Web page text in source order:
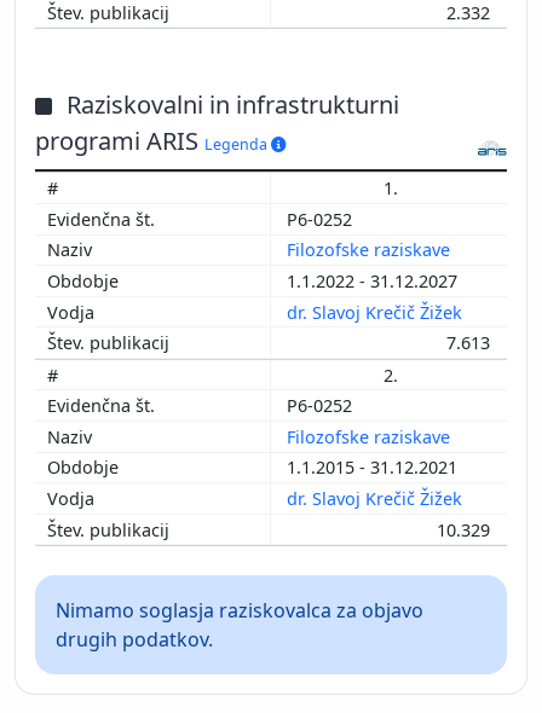
2.332
Raziskovalni in infrastrukturni
programi ARIS Legenda
1.
P6-0252
Filozofske raziskave
1.1.2022 - 31.12.2027
dr. Slavoj Krečič Žižek
7.613
2.
P6-0252
Filozofske raziskave
1.1.2015 - 31.12.2021
dr. Slavoj Krečič Žižek
10.329
Nimamo soglasja raziskovalca za objavo
drugih podatkov.